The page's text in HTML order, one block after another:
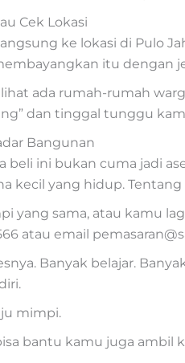
Cek Lokasi
ke lokasi di Pulo
itu dengan
lihat ada rumah-rumah
dan tinggal tunggu
Bangunan
beli ini bukan cuma jadi
kecil yang hidup.
yang sama, atau kamu
atau email
Banyak belajar.
mimpi.
bantu kamu juga